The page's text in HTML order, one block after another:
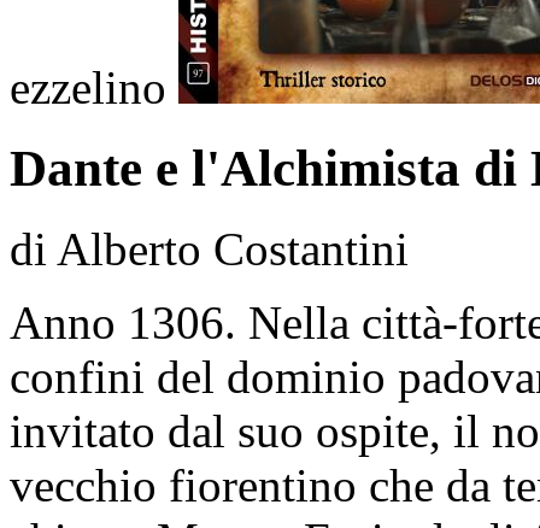
ezzelino
Dante e l'Alchimista di
di Alberto Costantini
Anno 1306. Nella città-
confini del dominio
invitato dal suo ospite, il
vecchio fiorentino che da